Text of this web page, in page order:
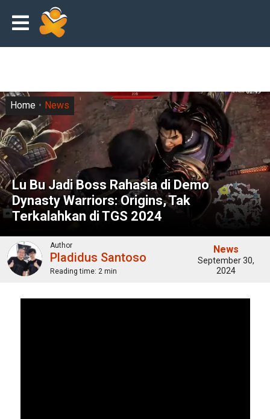
Lu Bu Jadi Boss Rahasia di Demo
Dynasty Warriors: Origins, Tak
Terkalahkan di TGS 2024
Home News
Author
Pladidus Santoso
Reading time: 2 min
News
September 30,
2024